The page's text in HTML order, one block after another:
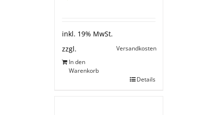
inkl. 19% MwSt.
zzgl.
Versandkosten
In den
Warenkorb
Details